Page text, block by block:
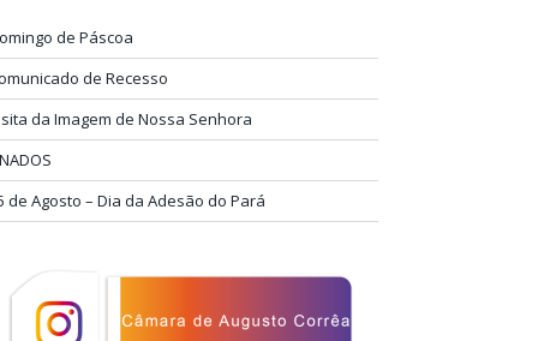
de Páscoa
de Recesso
da Imagem de Nossa Senhora
de Agosto – Dia da Adesão do Pará